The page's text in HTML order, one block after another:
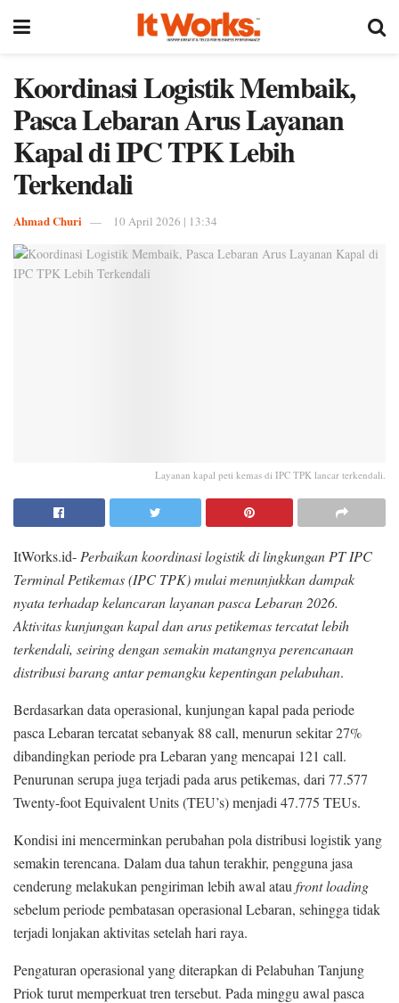
Koordinasi Logistik Membaik,
Pasca Lebaran Arus Layanan
Kapal di IPC TPK Lebih
Terkendali
Ahmad Churi 10 April 2026 | 13:34
Layanan kapal peti kemas di IPC TPK lancar terkendali.
ItWorks.id- Perbaikan koordinasi logistik di lingkungan PT IPC
Terminal Petikemas (IPC TPK) mulai menunjukkan dampak
nyata terhadap kelancaran layanan pasca Lebaran 2026.
Aktivitas kunjungan kapal dan arus petikemas tercatat lebih
terkendali, seiring dengan semakin matangnya perencanaan
distribusi barang antar pemangku kepentingan pelabuhan.
Berdasarkan data operasional, kunjungan kapal pada periode
pasca Lebaran tercatat sebanyak 88 call, menurun sekitar 27%
dibandingkan periode pra Lebaran yang mencapai 121 call.
Penurunan serupa juga terjadi pada arus petikemas, dari 77.577
Twenty-foot Equivalent Units (TEU’s) menjadi 47.775 TEUs.
Kondisi ini mencerminkan perubahan pola distribusi logistik yang
semakin terencana. Dalam dua tahun terakhir, pengguna jasa
cenderung melakukan pengiriman lebih awal atau front loading
sebelum periode pembatasan operasional Lebaran, sehingga tidak
terjadi lonjakan aktivitas setelah hari raya.
Pengaturan operasional yang diterapkan di Pelabuhan Tanjung
Priok turut memperkuat tren tersebut. Pada minggu awal pasca